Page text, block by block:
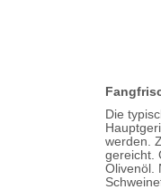
Die
werden.
gereicht.
Olivenöl.